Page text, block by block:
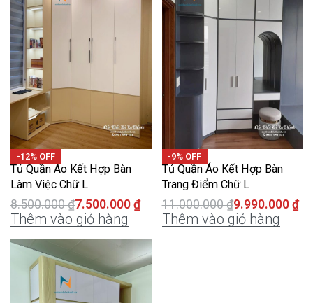
-12% OFF
Tủ Quần Áo Kết Hợp Bàn
Làm Việc Chữ L
8.500.000₫7.500.000 ₫
Thêm vào giỏ hàng
-9% OFF
Tủ Quần Áo Kết Hợp Bàn
Trang Điểm Chữ L
11.000.000₫9.990.000 ₫
Thêm vào giỏ hàng